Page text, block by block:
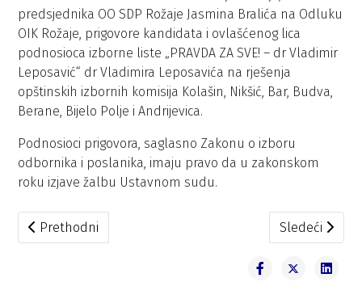
predsjednika OO SDP Rožaje Jasmina Bralića na Odluku
OIK Rožaje, prigovore kandidata i ovlašćenog lica
podnosioca izborne liste „PRAVDA ZA SVE! – dr Vladimir
Leposavić“ dr Vladimira Leposavića na rješenja
opštinskih izbornih komisija Kolašin, Nikšić, Bar, Budva,
Berane, Bijelo Polje i Andrijevica.
Podnosioci prigovora, saglasno Zakonu o izboru
odbornika i poslanika, imaju pravo da u zakonskom
roku izjave žalbu Ustavnom sudu.
Prethodni članak: DIK jednoglasno odbila prigovore
Prethodni Sledeći
Sledeći